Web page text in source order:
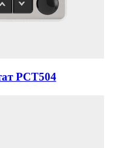
PCT504